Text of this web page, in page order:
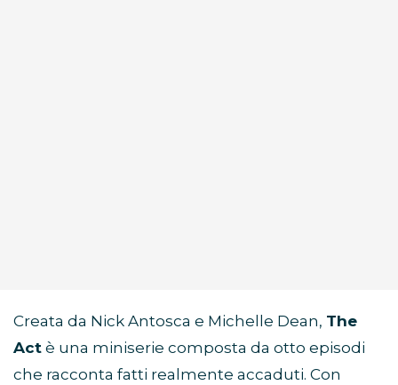
Creata da Nick Antosca e Michelle Dean, The
Act è una miniserie composta da otto episodi
che racconta fatti realmente accaduti. Con